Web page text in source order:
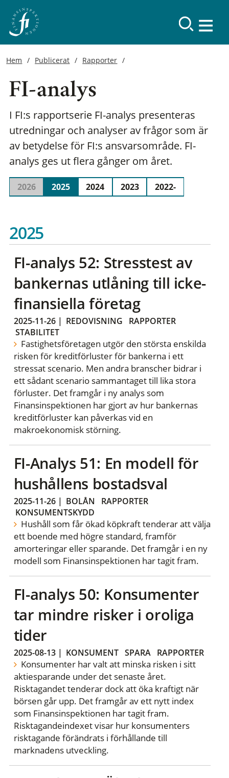
Hem Publicerat Rapporter
FI-analys
I FI:s rapportserie FI-analys presenteras
utredningar och analyser av frågor som är
av betydelse för FI:s ansvarsområde. FI-
analys ges ut flera gånger om året.
2026 2025 2024 2023 2022-
2025
FI-analys 52: Stresstest av
bankernas utlåning till icke-
finansiella företag
2025-11-26| REDOVISNING
RAPPORTER
STABILITET
Fastighetsföretagen utgör den största enskilda
risken för kreditförluster för bankerna i ett
stressat scenario. Men andra branscher bidrar i
ett sådant scenario sammantaget till lika stora
förluster. Det framgår i ny analys som
Finansinspektionen har gjort av hur bankernas
kreditförluster kan påverkas vid en
makroekonomisk störning.
FI-Analys 51: En modell för
hushållens bostadsval
2025-11-26| BOLÅN
RAPPORTER
KONSUMENTSKYDD
Hushåll som får ökad köpkraft tenderar att välja
ett boende med högre standard, framför
amorteringar eller sparande. Det framgår i en ny
modell som Finansinspektionen har tagit fram.
FI-analys 50: Konsumenter
tar mindre risker i oroliga
tider
2025-08-13| KONSUMENT SPARA RAPPORTER
Konsumenter har valt att minska risken i sitt
aktiesparande under det senaste året.
Risktagandet tenderar dock att öka kraftigt när
börsen går upp. Det framgår av ett nytt index
som Finansinspektionen har tagit fram.
Risktagandeindexet visar hur konsumenters
risktagande förändrats i förhållande till
marknadens utveckling.